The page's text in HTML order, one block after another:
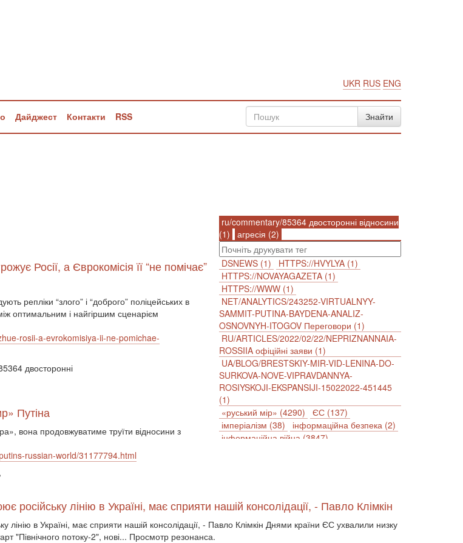
UKR RUS ENG
Дайджест Контакти RSS
ru/commentary/85364 двосторонні відносини
(1)
агресія (2)
DSNEWS (1)
HTTPS://HVYLYA (1)
HTTPS://NOVAYAGAZETA (1)
HTTPS://WWW (1)
NET/ANALYTICS/243252-VIRTUALNYY-
SAMMIT-PUTINA-BAYDENA-ANALIZ-
OSNOVNYH-ITOGOV Переговори (1)
RU/ARTICLES/2022/02/22/NEPRIZNANNAIA-
ROSSIIA офіційні заяви (1)
UA/BLOG/BRESTSKIY-MIR-VID-LENINA-DO-
SURKOVA-NOVE-VIPRAVDANNYA-
ROSIYSKOJI-EKSPANSIJI-15022022-451445
(1)
«руський мір» (4290)
ЄС (137)
імперіалізм (38)
інформаційна безпека (2)
інформаційна війна (3847)
Білорусь (111) безпека (2)
безробіття (295) бюджет (1557)
відносини (1) візит (1601) війна (1682)
Росії, а Єврокомісія її “не помічає”
репліки “злого” і “доброго” поліцейських в
оптимальним і найгіршим сценарієм
rosii-a-evrokomisiya-ii-ne-pomichae-
двосторонні
Путіна
вона продовжуватиме труїти відносини з
russian-world/31177794.html
лінію в Україні, має сприяти нашій консолідації, - Павло Клімкін
в Україні, має сприяти нашій консолідації, - Павло Клімкін Днями країни ЄС ухвалили низку
"Північного потоку-2", нові... Просмотр резонанса.